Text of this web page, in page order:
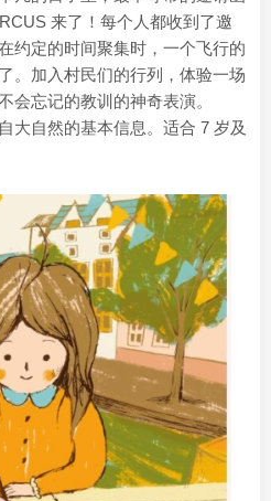
来了！每个人都收到了邀
约定的时间聚集时，一个飞行的
。加入村民们的行列，体验一场
会忘记的教训的神奇表演。
大自然的基本信息。适合 7 岁及